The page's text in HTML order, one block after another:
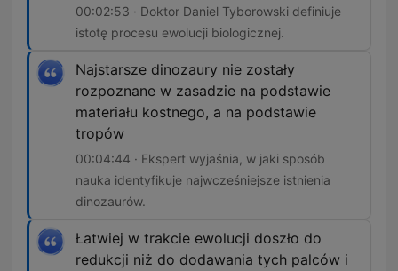
00:02:53 · Doktor Daniel Tyborowski definiuje
istotę procesu ewolucji biologicznej.
Najstarsze dinozaury nie zostały
rozpoznane w zasadzie na podstawie
materiału kostnego, a na podstawie
tropów
00:04:44 · Ekspert wyjaśnia, w jaki sposób
nauka identyfikuje najwcześniejsze istnienia
dinozaurów.
Łatwiej w trakcie ewolucji doszło do
redukcji niż do dodawania tych palców i